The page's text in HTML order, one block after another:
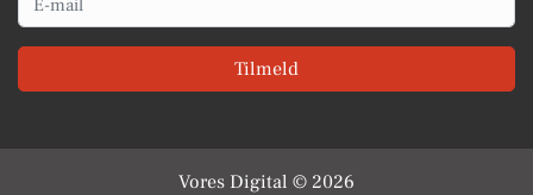
Tilmeld
Vores Digital © 2026